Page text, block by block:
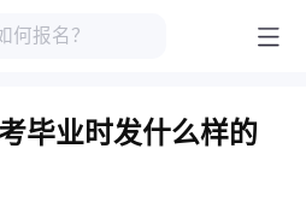
毕业时发什么样的